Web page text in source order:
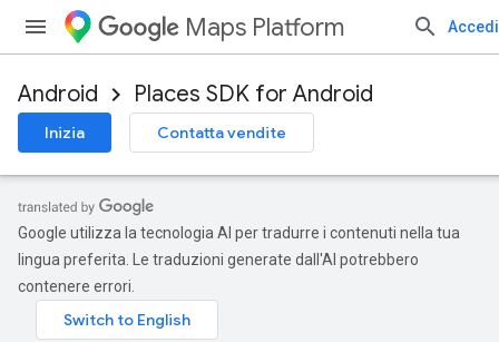
Maps Platform Accedi
Android Places SDK for Android
Inizia Contatta vendite
Google utilizza la tecnologia AI per tradurre i contenuti nella tua
lingua preferita. Le traduzioni generate dall'AI potrebbero
contenere errori.